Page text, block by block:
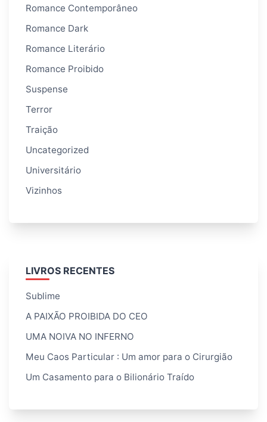
Romance Contemporâneo
Romance Dark
Romance Literário
Romance Proibido
Suspense
Terror
Traição
Uncategorized
Universitário
Vizinhos
LIVROS RECENTES
Sublime
A PAIXÃO PROIBIDA DO CEO
UMA NOIVA NO INFERNO
Meu Caos Particular : Um amor para o Cirurgião
Um Casamento para o Bilionário Traído